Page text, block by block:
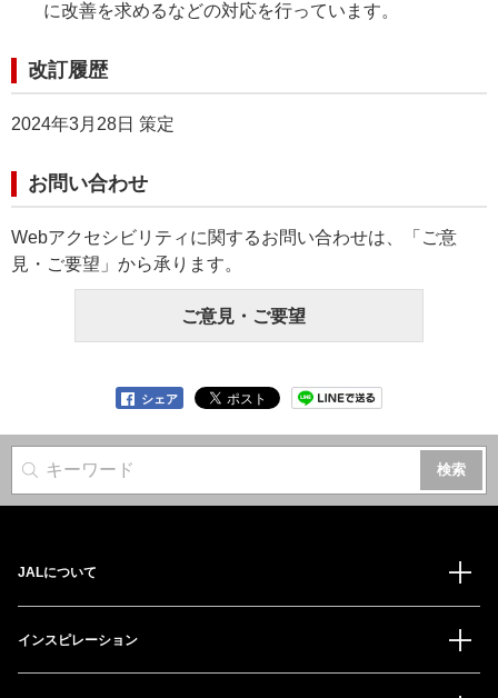
に改善を求めるなどの対応を行っています。
改訂履歴
2024年3月28日 策定
お問い合わせ
Webアクセシビリティに関するお問い合わせは、「ご意
見・ご要望」から承ります。
ご意見・ご要望
シェア
サイト内検索
JALについて
インスピレーション